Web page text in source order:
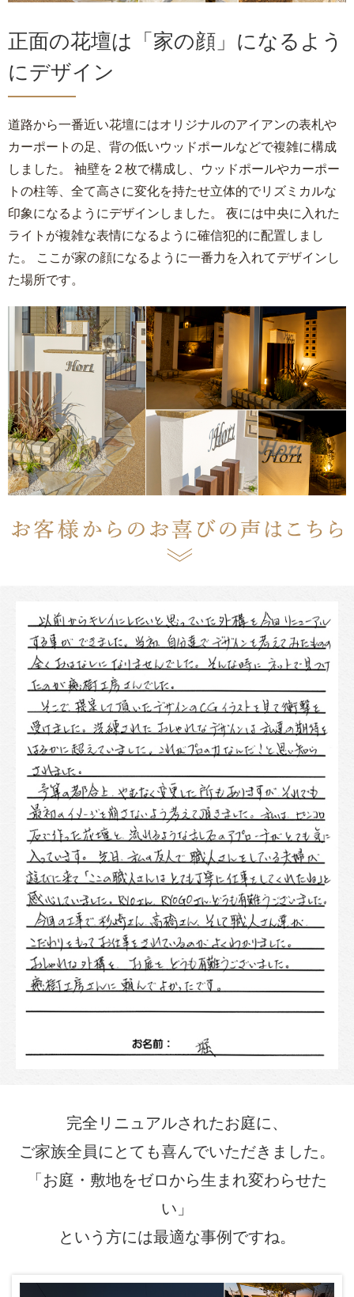
正面の花壇は「家の顔」になるよう
にデザイン
道路から一番近い花壇にはオリジナルのアイアンの表札や
カーポートの足、背の低いウッドポールなどで複雑に構成
しました。 袖壁を２枚で構成し、ウッドポールやカーポー
トの柱等、全て高さに変化を持たせ立体的でリズミカルな
印象になるようにデザインしました。 夜には中央に入れた
ライトが複雑な表情になるように確信犯的に配置しまし
た。 ここが家の顔になるように一番力を入れてデザインし
た場所です。
完全リニュアルされたお庭に、
ご家族全員にとても喜んでいただきました。
「お庭・敷地をゼロから生まれ変わらせた
い」
という方には最適な事例ですね。